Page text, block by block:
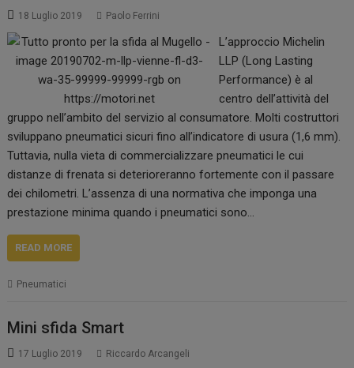
18 Luglio 2019 Paolo Ferrini
L’approccio Michelin
LLP (Long Lasting
Performance) è al
centro dell’attività del
gruppo nell’ambito del servizio al consumatore. Molti costruttori
sviluppano pneumatici sicuri fino all’indicatore di usura (1,6 mm).
Tuttavia, nulla vieta di commercializzare pneumatici le cui
distanze di frenata si deterioreranno fortemente con il passare
dei chilometri. L’assenza di una normativa che imponga una
prestazione minima quando i pneumatici sono…
READ MORE
Pneumatici
Mini sfida Smart
17 Luglio 2019 Riccardo Arcangeli